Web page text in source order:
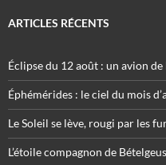
ARTICLES RÉCENTS
Éclipse du 12 août : un avion
Éphémérides : le ciel du mois
Le Soleil se lève, rougi par les
L’étoile compagnon de